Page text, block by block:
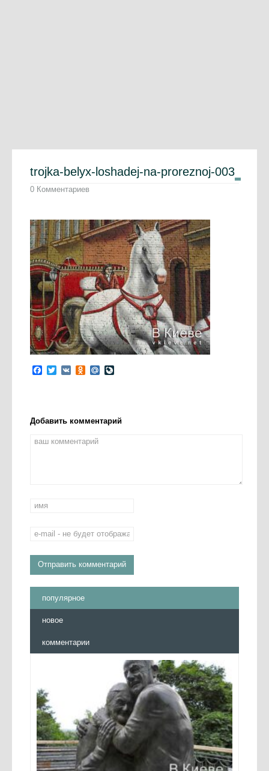
trojka-belyx-loshadej-na-proreznoj-003
0 Комментариев
Facebook
Twitter
VK Odnoklassniki
Mail.Ru
Добавить комментарий
популярное
новое
комментарии